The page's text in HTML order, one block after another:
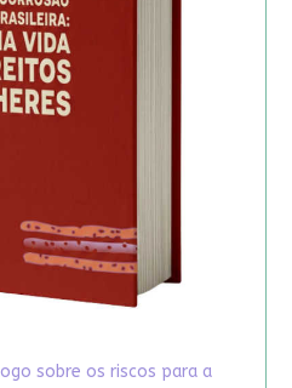
sobre os riscos para a